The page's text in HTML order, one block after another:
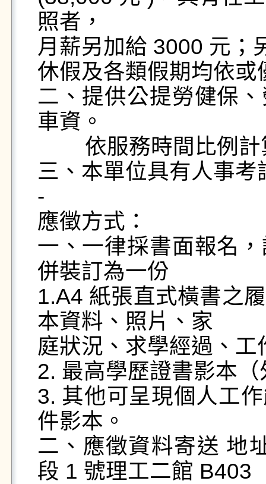
照者，
月薪另加給 3000 元；
休假及各類假期均依或
二、提供公提勞健保
車資。
三、本單位具有人事考
-
應徵方式：
一、一律採書面報名
併裝訂為一份
1.A4 紙張直式橫書之
本資料、照片、家
庭狀況、求學經過、
2. 最高學歷證書影本
3. 其他可呈現個人工
件影本。
二、應徵資料寄送 地
段 1 號理工二館 B403